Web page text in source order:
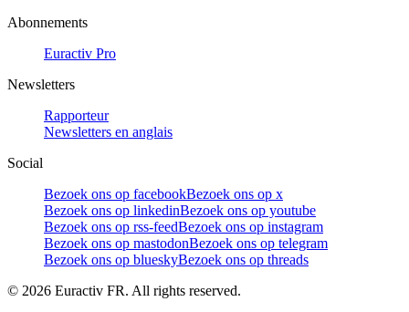
Abonnements
Euractiv Pro
Newsletters
Rapporteur
Newsletters en anglais
Social
Bezoek ons op facebookBezoek ons op x
Bezoek ons op linkedinBezoek ons op youtube
Bezoek ons op rss-feedBezoek ons op instagram
Bezoek ons op mastodonBezoek ons op telegram
Bezoek ons op blueskyBezoek ons op threads
© 2026 Euractiv FR. All rights reserved.